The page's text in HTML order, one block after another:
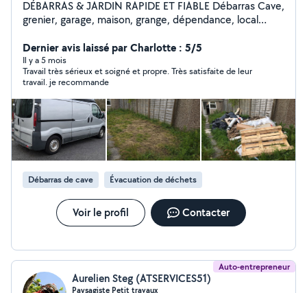
DÉBARRAS & JARDIN RAPIDE ET FIABLE Débarras Cave,
grenier, garage, maison, grange, dépendance, local
électroménager, matelas, cartons, ferraille, bois et
divers encombrants Jardin et extérieur Tonte de
pelouse, enlèvement de déchets verts, abris
encombrés Pourquoi me choisir ? Sérieux, ponctuel et
soigneux Travail propre et respectueux de vos lieux
Disponible en semaine et week-end sur Reims et 40
kilomètres au alentours Contactez-moi avec détails ou
photos pour un devis rapide. Merci
Dernier avis laissé par Charlotte : 5/5
Il y a 5 mois
Travail très sérieux et soigné et propre. Très satisfaite de leur
travail. je recommande
Débarras de cave Évacuation de déchets
Voir le profil Contacter
Auto-entrepreneur
Aurelien Steg (ATSERVICES51)
Paysagiste Petit travaux